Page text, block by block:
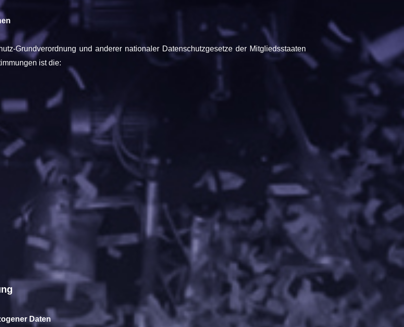
Grundverordnung und anderer nationaler Datenschutzgesetze der Mitgliedsstaaten
ist die:
Daten